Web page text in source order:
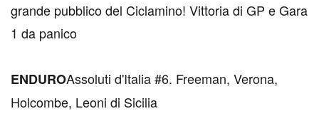
grande pubblico del Ciclamino! Vittoria di GP e Gara
1 da panico
ENDUROAssoluti d'Italia #6. Freeman, Verona,
Holcombe, Leoni di Sicilia